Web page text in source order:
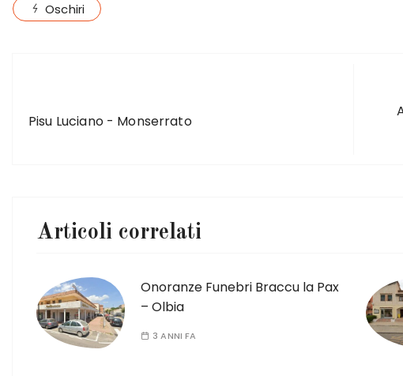
Oschiri
Pisu Luciano - Monserrato
Articoli correlati
Onoranze Funebri Braccu la Pax
– Olbia
3 ANNI FA